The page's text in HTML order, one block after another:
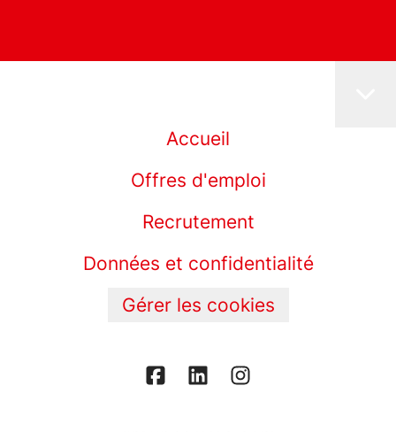
Accueil
Offres d'emploi
Recrutement
Données et confidentialité
Gérer les cookies